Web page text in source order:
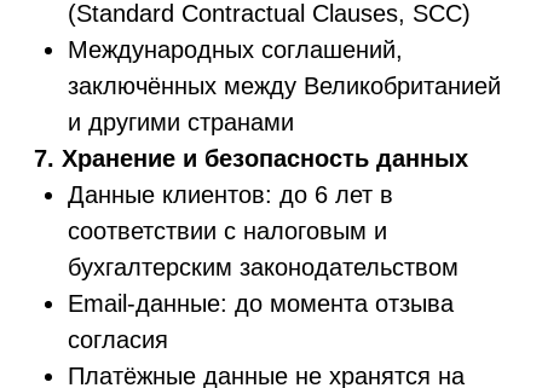
Аналитические (например, Google
Analytics) — на основании согласия
Функциональные — для запоминания
предпочтений
Маркетинговые — при наличии
согласия
При первом визите запрашивается
согласие на не обязательные cookies. Вы
или воспользоваться функцией
управления cookies на сайте (если
доступна).
10. Возраст пользователей
услуги Компании не предназначены для
лиц младше 16 лет. Если нам станет